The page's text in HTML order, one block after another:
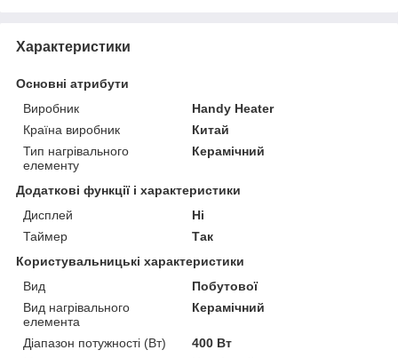
Характеристики
Основні атрибути
Виробник
Handy Heater
Країна виробник
Китай
Тип нагрівального
елементу
Керамічний
Додаткові функції і характеристики
Дисплей
Ні
Таймер
Так
Користувальницькі характеристики
Вид
Побутової
Вид нагрівального
елемента
Керамічний
Діапазон потужності (Вт)
400 Вт